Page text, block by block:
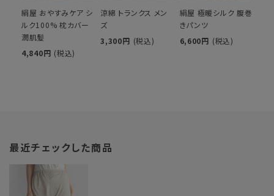
絹屋 おやすみケア シ
ルク100% 枕カバー
潤肌髪
4,840円 (税込)
涼綿 トランクス メン
ズ
3,300円 (税込)
絹屋 極暖シルク 腹巻
きパンツ
6,600円 (税込)
最近チェックした商品